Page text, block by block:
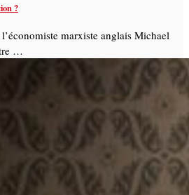
?
marxiste anglais Michael
…